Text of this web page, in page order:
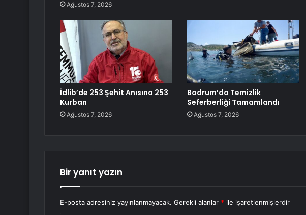
Ağustos 7, 2026
İdlib’de 253 Şehit Anısına 253
Kurban
Ağustos 7, 2026
Bodrum’da Temizlik
Seferberliği Tamamlandı
Ağustos 7, 2026
Bir yanıt yazın
E-posta adresiniz yayınlanmayacak. Gerekli alanlar * ile işaretlenmişlerdir